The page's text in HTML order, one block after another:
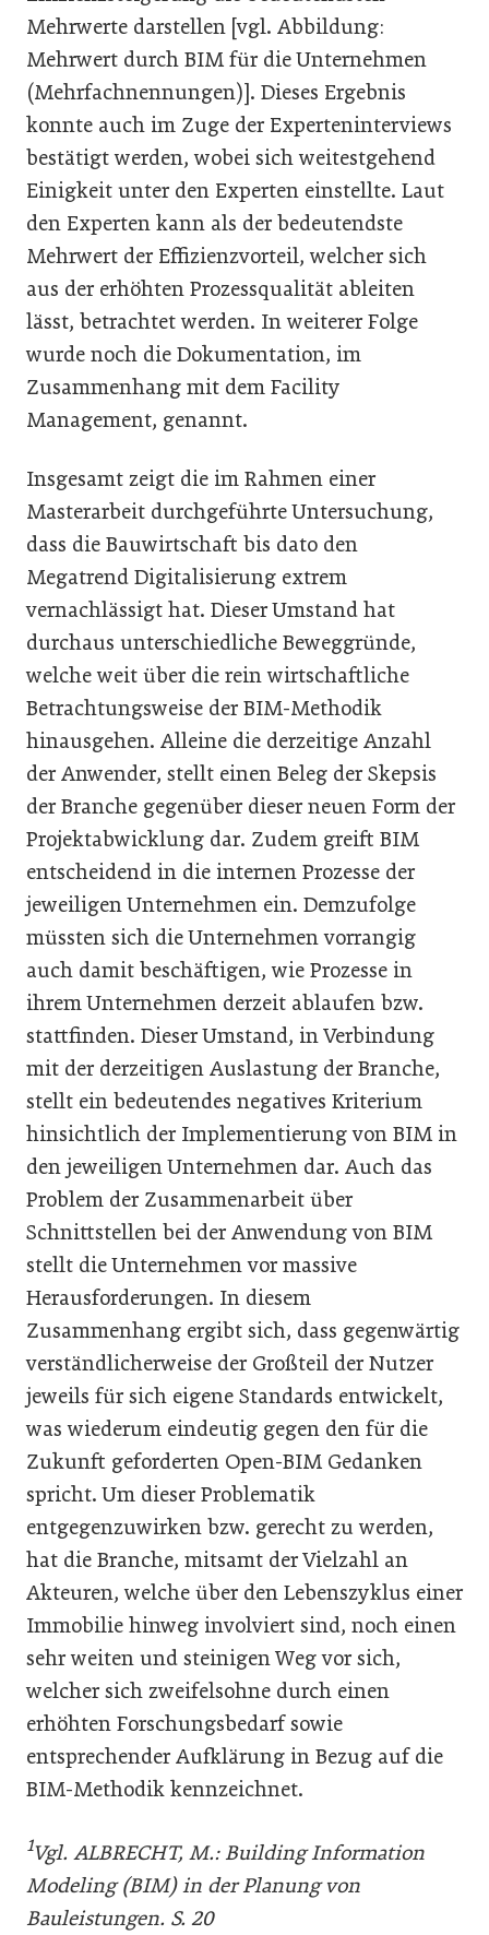
Mehrwerte darstellen [vgl. Abbildung:
Mehrwert durch BIM für die Unternehmen
(Mehrfachnennungen)]. Dieses Ergebnis
konnte auch im Zuge der Experteninterviews
bestätigt werden, wobei sich weitestgehend
Einigkeit unter den Experten einstellte. Laut
den Experten kann als der bedeutendste
Mehrwert der Effizienzvorteil, welcher sich
aus der erhöhten Prozessqualität ableiten
lässt, betrachtet werden. In weiterer Folge
wurde noch die Dokumentation, im
Zusammenhang mit dem Facility
Management, genannt.
Insgesamt zeigt die im Rahmen einer
Masterarbeit durchgeführte Untersuchung,
dass die Bauwirtschaft bis dato den
Megatrend Digitalisierung extrem
vernachlässigt hat. Dieser Umstand hat
durchaus unterschiedliche Beweggründe,
welche weit über die rein wirtschaftliche
Betrachtungsweise der BIM-Methodik
hinausgehen. Alleine die derzeitige Anzahl
der Anwender, stellt einen Beleg der Skepsis
der Branche gegenüber dieser neuen Form der
Projektabwicklung dar. Zudem greift BIM
entscheidend in die internen Prozesse der
jeweiligen Unternehmen ein. Demzufolge
müssten sich die Unternehmen vorrangig
auch damit beschäftigen, wie Prozesse in
ihrem Unternehmen derzeit ablaufen bzw.
stattfinden. Dieser Umstand, in Verbindung
mit der derzeitigen Auslastung der Branche,
stellt ein bedeutendes negatives Kriterium
hinsichtlich der Implementierung von BIM in
den jeweiligen Unternehmen dar. Auch das
Problem der Zusammenarbeit über
Schnittstellen bei der Anwendung von BIM
stellt die Unternehmen vor massive
Herausforderungen. In diesem
Zusammenhang ergibt sich, dass gegenwärtig
verständlicherweise der Großteil der Nutzer
jeweils für sich eigene Standards entwickelt,
was wiederum eindeutig gegen den für die
Zukunft geforderten Open-BIM Gedanken
spricht. Um dieser Problematik
entgegenzuwirken bzw. gerecht zu werden,
hat die Branche, mitsamt der Vielzahl an
Akteuren, welche über den Lebenszyklus einer
Immobilie hinweg involviert sind, noch einen
sehr weiten und steinigen Weg vor sich,
welcher sich zweifelsohne durch einen
erhöhten Forschungsbedarf sowie
entsprechender Aufklärung in Bezug auf die
BIM-Methodik kennzeichnet.
1Vgl. ALBRECHT, M.: Building Information
Modeling (BIM) in der Planung von
Bauleistungen. S. 20